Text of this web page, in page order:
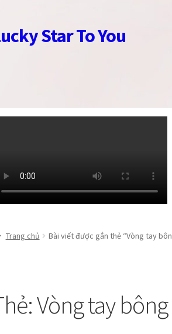
Star To You
Trang chủ Bài viết được gắn thẻ “Vòng tay
Vòng tay